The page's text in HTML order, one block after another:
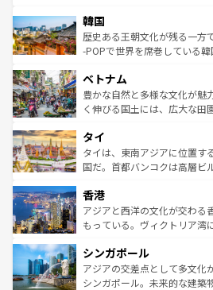
ワイを、存分に味わってほしい。 なお、新着のハワイ
はコンテンツ一覧を参照して
いる。アクティビティも充実
ビング、ハイキングなど、ア
い。オーストラリアの多彩な
参照してほしい。
ン）、静ひつな山岳地帯であ
と山間の静けさが共存してお
驚きをもたらしてくれる。ま
容にもいいと評判のスイーツ
が味わえる。 なお、新着
照してほしい。
韓国
歴史ある王朝文化が残る一方
-POPで世界を席巻している
き、地方に足を延ばせば四季
できる。そして、キムチや焼
まで、さまざまな韓国料理が
リティに包まれながら、韓国
わってみてほし
覧を参照してほしい。
ベトナム
豊かな自然と多様な文化が魅
く伸びる国土には、広大な田
急速な発展と共に伝統が息づ
ーチミン市のフランス統治時
醸し出している。また、バラ
とつ。フォーやバインミー、
ひ現地で味わいたい。どの地
が旅行者を迎えてくれるので
参照してほしい。
タイ
タイは、東南アジアに位置す
国だ。首都バンコクは高層ビ
の活気が交差している。北部
帯で自然と触れ合い、南部で
いビーチでリゾート気分を楽
激する。気候は一年中温暖で
が待っている。親しみやすい
た文化、そして多様な観光資
香港
アジアと西洋の文化が交わる
もっている。ヴィクトリア湾
み、どこを訪れても感動する
ており、効率よく見どころを
うな絶景から文化的な体験ま
シンガポール
アジアの交差点として多文化
シンガポール。未来的な建築